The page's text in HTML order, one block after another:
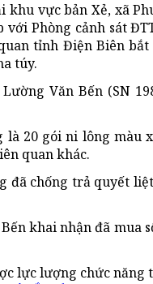
khu vực bản Xẻ, xã
Phòng cảnh sát
tỉnh Điện Biên
túy.
Văn Bến (SN
20 gói ni lông màu
quan khác.
đã chống trả quyết
khai nhận đã mua
lực lượng chức